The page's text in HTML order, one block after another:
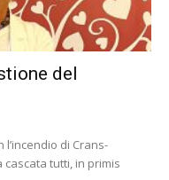
del
l’incendio di Crans-
tutti, in primis